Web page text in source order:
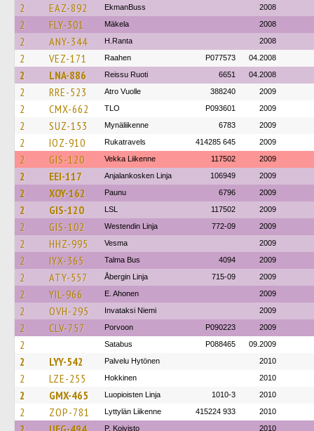
2 EAZ-892 EkmanBuss 2008
2 FLY-301 Mäkela 2008
2 ANY-344 H.Ranta 2008
2 VEZ-171 Raahen P077573 04.2008
2 LNA-886 Reissu Ruoti 6651 04.2008
2 RRE-523 Atro Vuolle 388240 2009
2 CMX-662 TLO P093601 2009
2 SUZ-153 Mynäliikenne 6783 2009
2 IOZ-910 Rukatravels 414285 645 2009
2 GIS-120 Vekka Liikenne 117502 2009
2 EEI-117 Anjalankosken Linja 106949 2009
2 XOY-162 Paunu 6796 2009
2 GIS-120 LSL 117502 2009
2 GIS-102 Westendin Linja 772-09 2009
2 HHZ-995 Vesma 2009
2 IYX-365 Talma Bus 4094 2009
2 ATY-557 Åbergin Linja 715-09 2009
2 YIL-966 E. Ahonen 2009
2 OVH-295 Invataksi Niemi 2009
2 CLV-757 Porvoon P090223 2009
2 Satabus P088465 09.2009
2 LYY-542 Palvelu Hytönen 2010
2 LZE-255 Hokkinen 2010
2 GMX-465 Luopioisten Linja 1010-3 2010
2 ZOP-781 Lyttylän Liikenne 415224 933 2010
P. Koivisto 2010